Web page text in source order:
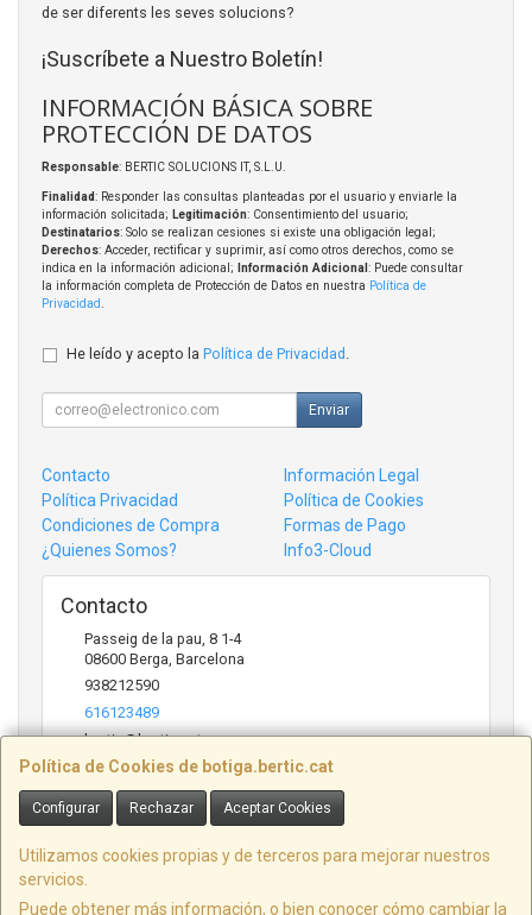
Política de Cookies de botiga.bertic.cat
Configurar Rechazar Aceptar Cookies
Utilizamos cookies propias y de terceros para mejorar nuestros
servicios.
Puede obtener más información, o bien conocer cómo cambiar la
de ser diferents les seves solucions?
¡Suscríbete a Nuestro Boletín!
INFORMACIÓN BÁSICA SOBRE
PROTECCIÓN DE DATOS
Responsable: BERTIC SOLUCIONS IT, S.L.U.
Finalidad: Responder las consultas planteadas por el usuario y enviarle la
información solicitada; Legitimación: Consentimiento del usuario;
Destinatarios: Solo se realizan cesiones si existe una obligación legal;
Derechos: Acceder, rectificar y suprimir, así como otros derechos, como se
indica en la información adicional;
Información Adicional : Puede consultar
la información completa de Protección de Datos en nuestra Política de
Privacidad
He leído y acepto la Política de Privacidad
Enviar
Contacto
Información Legal
Política Privacidad
Política de Cookies
Condiciones de Compra
Formas de Pago
¿Quienes Somos?
Info3-Cloud
Contacto
Passeig de la pau, 8 1-4
08600 Berga Barcelona
938212590
616123489
bertic@bertic.cat
Horario
Lunes a Viernes (9h-14h | 15h-18h)